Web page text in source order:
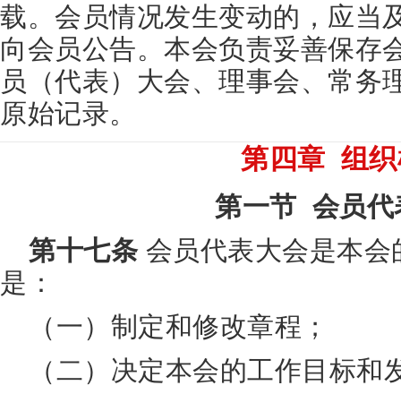
载。会员情况发生变动的，应当
向会员公告。本会负责妥善保存
员（代表）大会、理事会、常务
原始记录。
第四章 组
第一节 会员代
第十七条会员代表大会是本会
是：
（一）制定和修改章程；
（二）决定本会的工作目标